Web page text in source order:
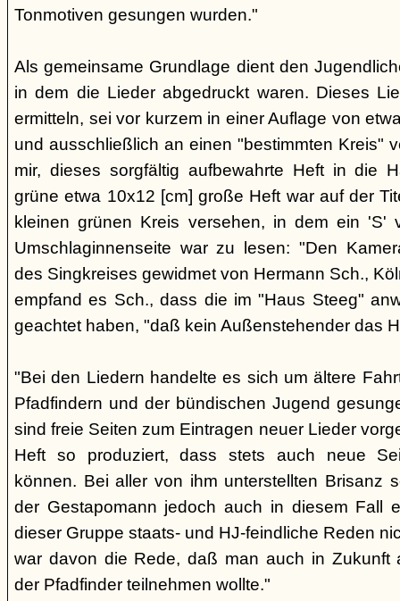
Tonmotiven gesungen wurden."
Als gemeinsame Grundlage dient den
in dem die Lieder abgedruckt waren. Dieses
ermitteln, sei vor kurzem in einer Auflage von
und ausschließlich an einen "bestimmten Kreis"
mir, dieses sorgfältig aufbewahrte Heft in die
grüne etwa 10x12 [cm] große Heft war auf der
kleinen grünen Kreis versehen, in dem ein 'S'
Umschlaginnenseite war zu lesen: "Den
des Singkreises gewidmet von Hermann Sch.,
empfand es Sch., dass die im "Haus Steeg"
geachtet haben, "daß kein Außenstehender das
"Bei den Liedern handelte es sich um ältere
Pfadfindern und der bündischen Jugend
sind freie Seiten zum Eintragen neuer Lieder
Heft so produziert, dass stets auch neue
können. Bei aller von ihm unterstellten Brisanz
der Gestapomann jedoch auch in diesem Fall
dieser Gruppe staats- und HJ-feindliche Reden
war davon die Rede, daß man auch in Zukunft
der Pfadfinder teilnehmen wollte."